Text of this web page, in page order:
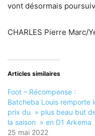
vont désormais
CHARLES Pierre Marc/
Articles similaires
Foot – Récompense :
Batcheba Louis remporte
prix du » plus beau but
la saison » en D1 Arkema
25 mai 2022